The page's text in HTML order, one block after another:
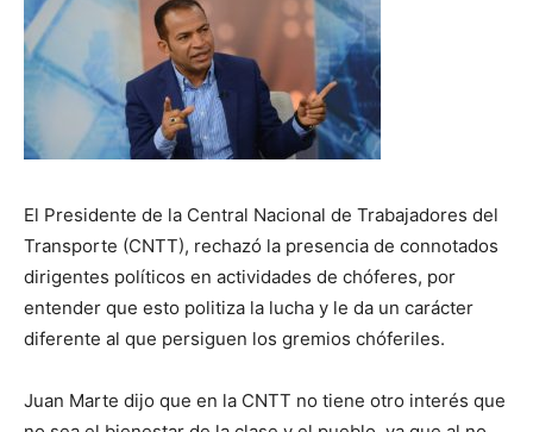
El Presidente de la Central Nacional de Trabajadores del
Transporte (CNTT), rechazó la presencia de connotados
dirigentes políticos en actividades de chóferes, por
entender que esto politiza la lucha y le da un carácter
diferente al que persiguen los gremios chóferiles.
Juan Marte dijo que en la CNTT no tiene otro interés que